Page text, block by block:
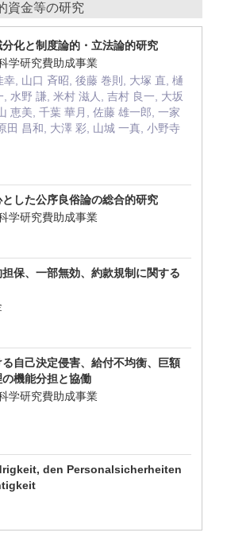
資金等の研究
化と制度論的・立法論的研究
学研究費助成事業
, 山口 斉昭, 後藤 巻則, 大塚 直, 樋
, 水野 謙, 米村 滋人, 吉村 良一, 大坂
恵美, 千葉 華月, 佐藤 雄一郎, 一家
田 昌和, 大澤 彩, 山城 一真, 小野寺
した公序良俗論の総合的研究
学研究費助成事業
保、一部無効、約款規制に関する
自己決定侵害、給付不均衡、巨額
機能分担と協働
学研究費助成事業
den Personalsicherheiten